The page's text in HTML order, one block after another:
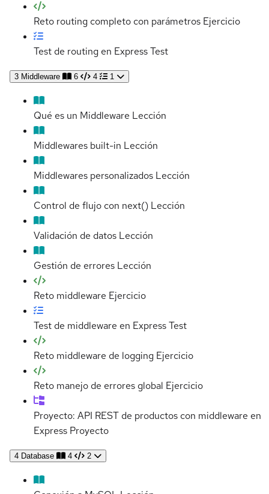
Reto routing completo con parámetros Ejercicio
Test de routing en ExpressTest
3 Middleware 6 4 1
Qué es un Middleware Lección
Middlewares built-in Lección
Middlewares personalizados Lección
Control de flujo con next() Lección
Validación de datos Lección
Gestión de errores Lección
Reto middleware Ejercicio
Test de middleware en ExpressTest
Reto middleware de logging Ejercicio
Reto manejo de errores global Ejercicio
Proyecto: API REST de productos con middleware en
Express Proyecto
4 Database 4 2